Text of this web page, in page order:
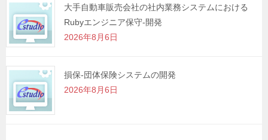
大手自動車販売会社の社内業務システムにおける
Rubyエンジニア保守-開発
2026年8月6日
損保-団体保険システムの開発
2026年8月6日